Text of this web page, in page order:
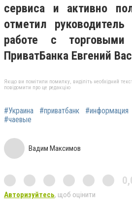
сервиса и активно
отметил
работе с торговыми
ПриватБанка Евгений
Якщо ви помітили помилку, виділіть необхідний
повідомити про це редакцію
#Украина #приватбанк #информация
#чаевые
Вадим Максимов
Авторизуйтесь, щоб оцінити